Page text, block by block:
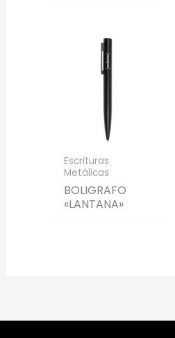
Escrituras
Metálicas
BOLIGRAFO
«LANTANA»